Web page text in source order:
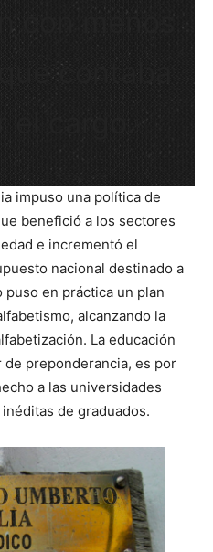
con menos
contaba
el cargo.
impuso una política de
benefició a los sectores
e incrementó el
nacional destinado a
puso en práctica un plan
alcanzando la
La educación
de preponderancia, es por
a las universidades
de graduados.